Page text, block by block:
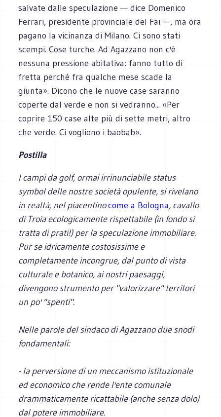
salvate dalle speculazione — dice Domenico
Ferrari, presidente provinciale del Fai —, ma ora
pagano la vicinanza di Milano. Ci sono stati
scempi. Cose turche. Ad Agazzano non c'è
nessuna pressione abitativa: fanno tutto di
fretta perché fra qualche mese scade la
giunta». Dicono che le nuove case saranno
coperte dal verde e non si vedranno... «Per
coprire 150 case alte più di sette metri, altro
che verde. Ci vogliono i baobab».
Postilla
I campi da golf, ormai irrinunciabile status
symbol delle nostre società opulente, si rivelano
in realtà, nel piacentinocome a Bologna, cavallo
di Troia ecologicamente rispettabile (in fondo si
tratta di prati!) per la speculazione immobiliare.
Pur se idricamente costosissime e
completamente incongrue, dal punto di vista
culturale e botanico, ai nostri paesaggi,
divengono strumento per "valorizzare" territori
un po' "spenti".
Nelle parole del sindaco di Agazzano due snodi
fondamentali:
- la perversione di un meccanismo istituzionale
ed economico che rende l'ente comunale
drammaticamente ricattabile (anche senza dolo)
dal potere immobiliare.